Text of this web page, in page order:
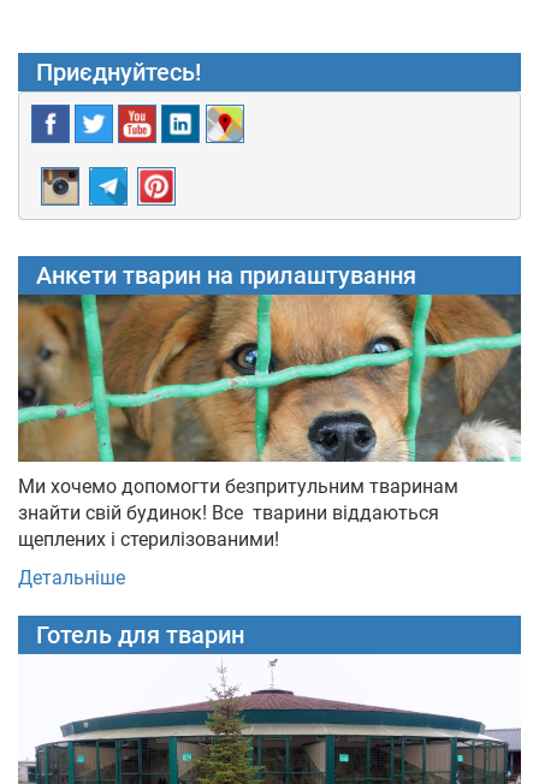
Приєднуйтесь!
Анкети тварин на прилаштування
Ми хочемо допомогти безпритульним тваринам
знайти свій будинок! Все тварини віддаються
щеплених і стерилізованими!
Детальніше
Готель для тварин